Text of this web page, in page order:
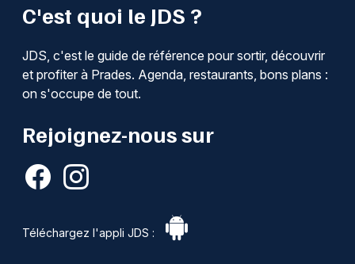
C'est quoi le JDS ?
JDS, c'est le guide de référence pour sortir, découvrir
et profiter à Prades. Agenda, restaurants, bons plans :
on s'occupe de tout.
Rejoignez-nous sur
Téléchargez l'appli JDS :